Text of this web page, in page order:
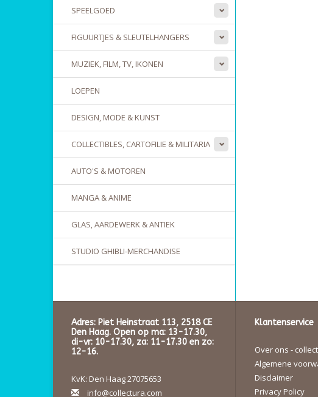
SPEELGOED
FIGUURTJES & SLEUTELHANGERS
MUZIEK, FILM, TV, IKONEN
LOEPEN
DESIGN, MODE & KUNST
COLLECTIBLES, CARTOFILIE & MILITARIA
AUTO'S & MOTOREN
MANGA & ANIME
GLAS, AARDEWERK & ANTIEK
STUDIO GHIBLI-MERCHANDISE
Adres: Piet Heinstraat 113, 2518 CE
Den Haag. Open op ma: 13-17.30,
di-vr: 10-17.30, za: 11-17.30 en zo:
12-16.
KvK: Den Haag 27075653
info@collectura.com
Klantenservice
Over ons -
Algemene
Disclaimer
Privacy Policy